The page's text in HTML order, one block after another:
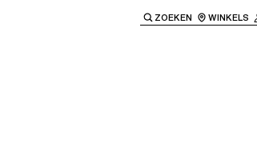
terug te keren naar de hoofdnavigatie.
ZOEKEN WINKELS